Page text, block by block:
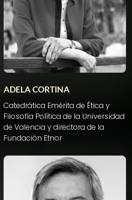
ADELA CORTINA​
Catedrática Emérita de Ética y
Filosofía Política de la Universidad
de Valencia y directora de la
Fundación Etnor